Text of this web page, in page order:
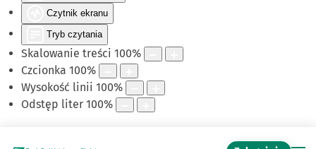
Czytnik ekranu
Tryb czytania
Skalowanie treści 100%
Czcionka 100%
Wysokość linii 100%
Odstęp liter 100%